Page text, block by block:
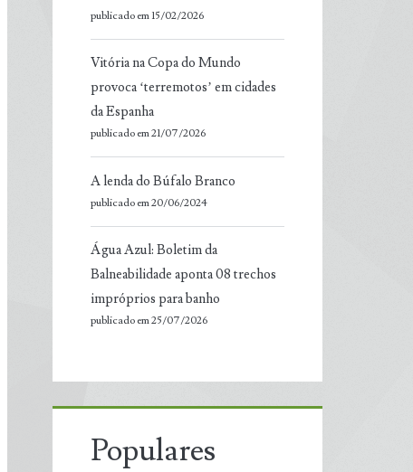
publicado em 15/02/2026
Vitória na Copa do Mundo
provoca ‘terremotos’ em cidades
da Espanha
publicado em 21/07/2026
A lenda do Búfalo Branco
publicado em 20/06/2024
Água Azul: Boletim da
Balneabilidade aponta 08 trechos
impróprios para banho
publicado em 25/07/2026
Populares